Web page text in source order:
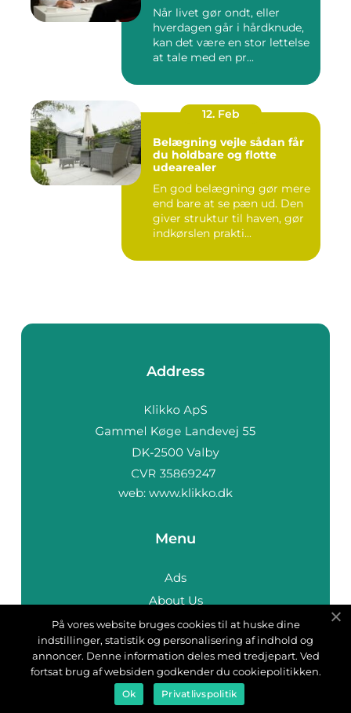
Når livet gør ondt, eller
hverdagen går i hårdknude,
kan det være en stor lettelse
at tale med en pr...
12. Feb
Belægning vejle sådan får
du holdbare og flotte
udearealer
En god belægning gør mere
end bare at se pæn ud. Den
giver struktur til haven, gør
indkørslen prakti...
Address
web: www.klikko.dk
Menu
Ads
About Us
Cookies
Contact
Sitemap
På vores website bruges cookies til at huske dine
indstillinger, statistik og personalisering af indhold og
annoncer. Denne information deles med tredjepart. Ved
fortsat brug af websiden godkender du cookiepolitikken.
Ok Privatlivspolitik